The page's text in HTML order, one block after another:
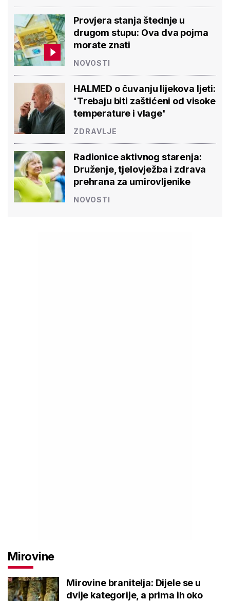
Provjera stanja štednje u
drugom stupu: Ova dva pojma
morate znati
NOVOSTI
HALMED o čuvanju lijekova ljeti:
'Trebaju biti zaštićeni od visoke
temperature i vlage'
ZDRAVLJE
Radionice aktivnog starenja:
Druženje, tjelovježba i zdrava
prehrana za umirovljenike
NOVOSTI
Mirovine
Mirovine branitelja: Dijele se u
dvije kategorije, a prima ih oko